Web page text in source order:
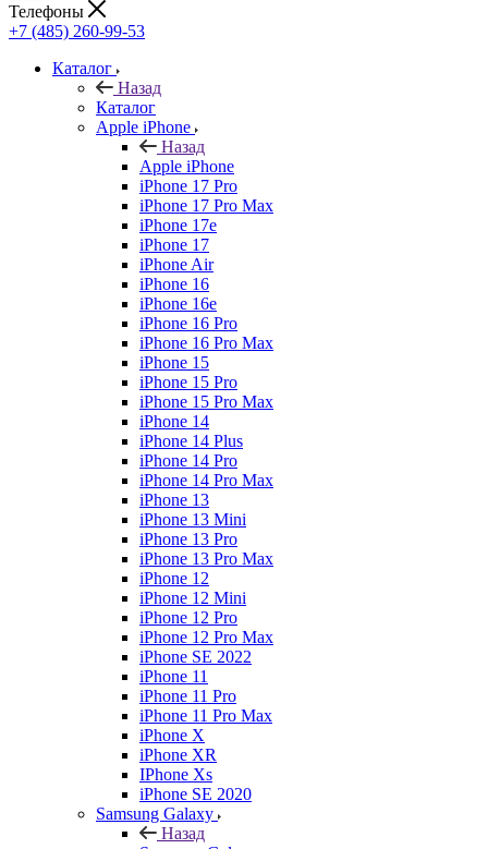
Телефоны
+7 (485) 260-99-53
Каталог
Назад
Каталог
Apple iPhone
Назад
Apple iPhone
iPhone 17 Pro
iPhone 17 Pro Max
iPhone 17e
iPhone 17
iPhone Air
iPhone 16
iPhone 16e
iPhone 16 Pro
iPhone 16 Pro Max
iPhone 15
iPhone 15 Pro
iPhone 15 Pro Max
iPhone 14
iPhone 14 Plus
iPhone 14 Pro
iPhone 14 Pro Max
iPhone 13
iPhone 13 Mini
iPhone 13 Pro
iPhone 13 Pro Max
iPhone 12
iPhone 12 Mini
iPhone 12 Pro
iPhone 12 Pro Max
iPhone SE 2022
iPhone 11
iPhone 11 Pro
iPhone 11 Pro Max
iPhone X
iPhone XR
IPhone Xs
iPhone SE 2020
Samsung Galaxy
Назад